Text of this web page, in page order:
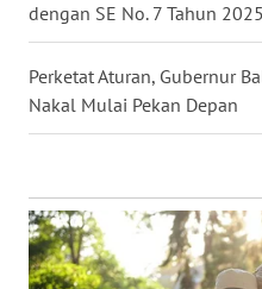
dengan SE No. 7 Tahun 2025
Perketat Aturan, Gubernur
Nakal Mulai Pekan Depan
GORONTALO
WN
MALUKU